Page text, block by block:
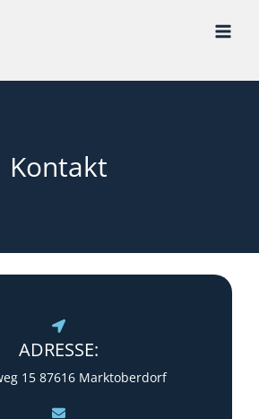
Kontakt
ADRESSE:
15 87616 Marktoberdorf